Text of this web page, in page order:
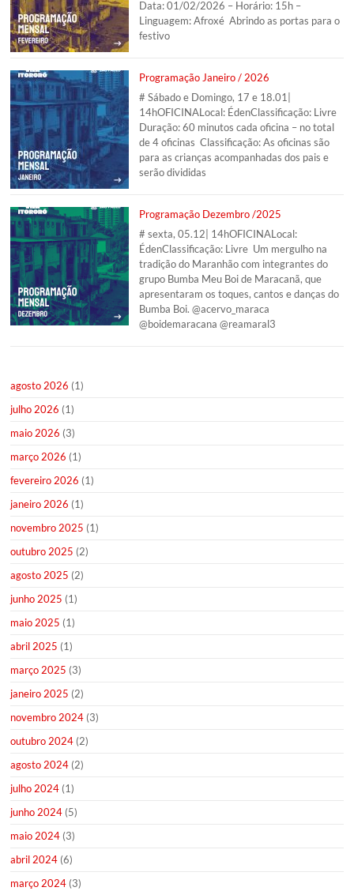
Data: 01/02/2026 – Horário: 15h –
Linguagem: Afroxé Abrindo as portas para o
festivo
Programação Janeiro / 2026
# Sábado e Domingo, 17 e 18.01|
14hOFICINALocal: ÉdenClassificação: Livre
Duração: 60 minutos cada oficina – no total
de 4 oficinas Classificação: As oficinas são
para as crianças acompanhadas dos pais e
serão divididas
Programação Dezembro /2025
# sexta, 05.12| 14hOFICINALocal:
ÉdenClassificação: Livre Um mergulho na
tradição do Maranhão com integrantes do
grupo Bumba Meu Boi de Maracanã, que
apresentaram os toques, cantos e danças do
Bumba Boi. @acervo_maraca
@boidemaracana @reamaral3
agosto 2026 (1)
julho 2026 (1)
maio 2026 (3)
março 2026 (1)
fevereiro 2026 (1)
janeiro 2026 (1)
novembro 2025 (1)
outubro 2025 (2)
agosto 2025 (2)
junho 2025 (1)
maio 2025 (1)
abril 2025 (1)
março 2025 (3)
janeiro 2025 (2)
novembro 2024 (3)
outubro 2024 (2)
agosto 2024 (2)
julho 2024 (1)
junho 2024 (5)
maio 2024 (3)
abril 2024 (6)
março 2024 (3)